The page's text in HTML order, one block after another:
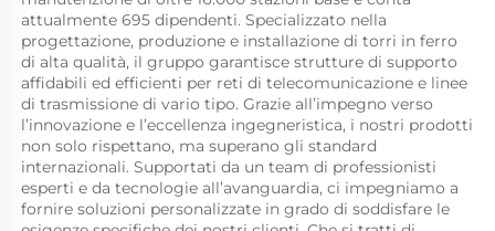
attualmente 695 dipendenti. Specializzato nella
progettazione, produzione e installazione di torri in ferro
di alta qualità, il gruppo garantisce strutture di supporto
affidabili ed efficienti per reti di telecomunicazione e linee
di trasmissione di vario tipo. Grazie all’impegno verso
l’innovazione e l’eccellenza ingegneristica, i nostri prodotti
non solo rispettano, ma superano gli standard
internazionali. Supportati da un team di professionisti
esperti e da tecnologie all’avanguardia, ci impegniamo a
fornire soluzioni personalizzate in grado di soddisfare le